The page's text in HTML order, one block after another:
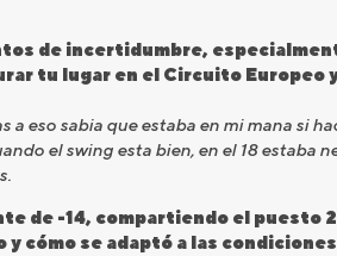
de incertidumbre,
tu lugar en el Circuito Europeo
a eso sabia que estaba en mi mana si
el swing esta bien, en el 18 estaba
de -14, compartiendo el puesto
cómo se adaptó a las